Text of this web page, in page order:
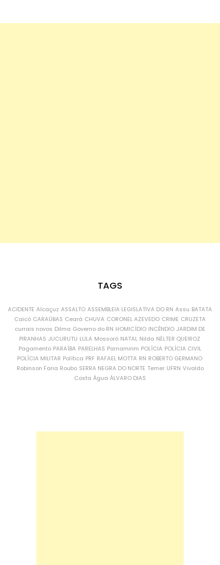
TAGS
ACIDENTE Alcaçuz ASSALTO ASSEMBLEIA LEGISLATIVA DO RN Assu BATATA
Caicó CARAÚBAS Ceará CHUVA CORONEL AZEVEDO CRIME CRUZETA
currais novos Dilma Governo do RN HOMICÍDIO INCÊNDIO JARDIM DE
PIRANHAS JUCURUTU LULA Mossoró NATAL Nilda NÉLTER QUEIROZ
Pagamento PARAÍBA PARELHAS Parnamirim POLÍCIA POLÍCIA CIVIL
POLÍCIA MILITAR Política PRF RAFAEL MOTTA RN ROBERTO GERMANO
Robinson Faria Roubo SERRA NEGRA DO NORTE Temer UFRN Vivaldo
Costa Água ÁLVARO DIAS